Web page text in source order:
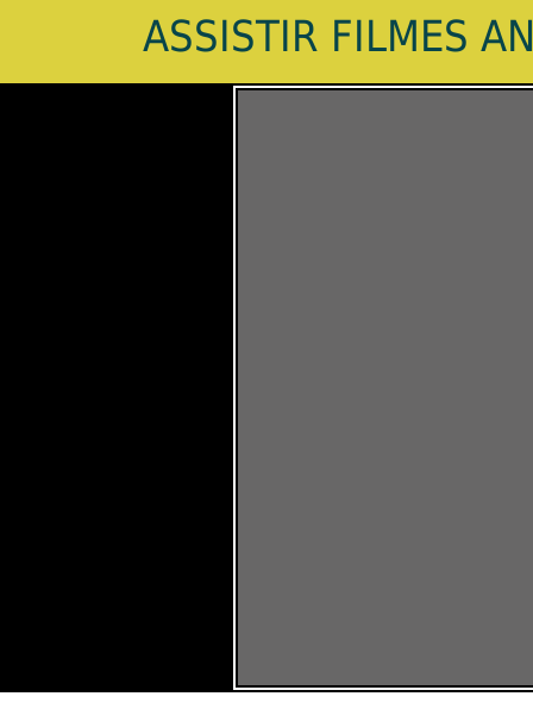
ASSISTIR FILMES